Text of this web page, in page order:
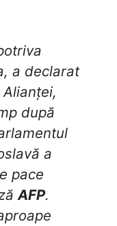
a declarat
după
a
pace
AFP.